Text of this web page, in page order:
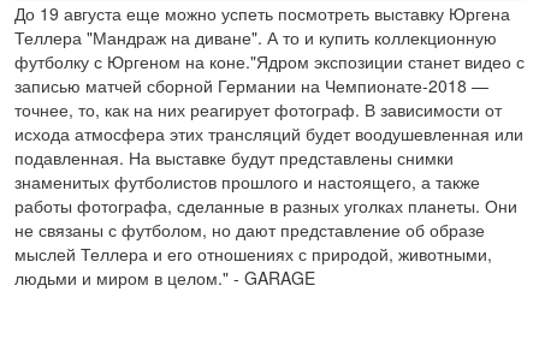
До 19 августа еще можно успеть посмотреть выставку Юргена
Теллера "Мандраж на диване". А то и купить коллекционную
футболку с Юргеном на коне."Ядром экспозиции станет видео с
записью матчей сборной Германии на Чемпионате-2018 —
точнее, то, как на них реагирует фотограф. В зависимости от
исхода атмосфера этих трансляций будет воодушевленная или
подавленная. На выставке будут представлены снимки
знаменитых футболистов прошлого и настоящего, а также
работы фотографа, сделанные в разных уголках планеты. Они
не связаны с футболом, но дают представление об образе
мыслей Теллера и его отношениях с природой, животными,
людьми и миром в целом." - GARAGE